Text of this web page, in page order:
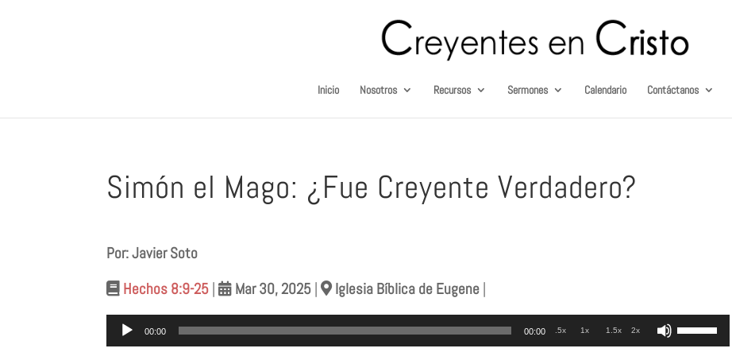
Inicio Nosotros Recursos Sermones Calendario Contáctanos
Simón el Mago: ¿Fue Creyente Verdadero?
Por: Javier Soto
Hechos 8:9-25 | Mar 30,2025 | Iglesia Bíblica de Eugene |
Reproductor
de
00:00 00:00 .5x 1x 1.5x 2x
Utiliza
las